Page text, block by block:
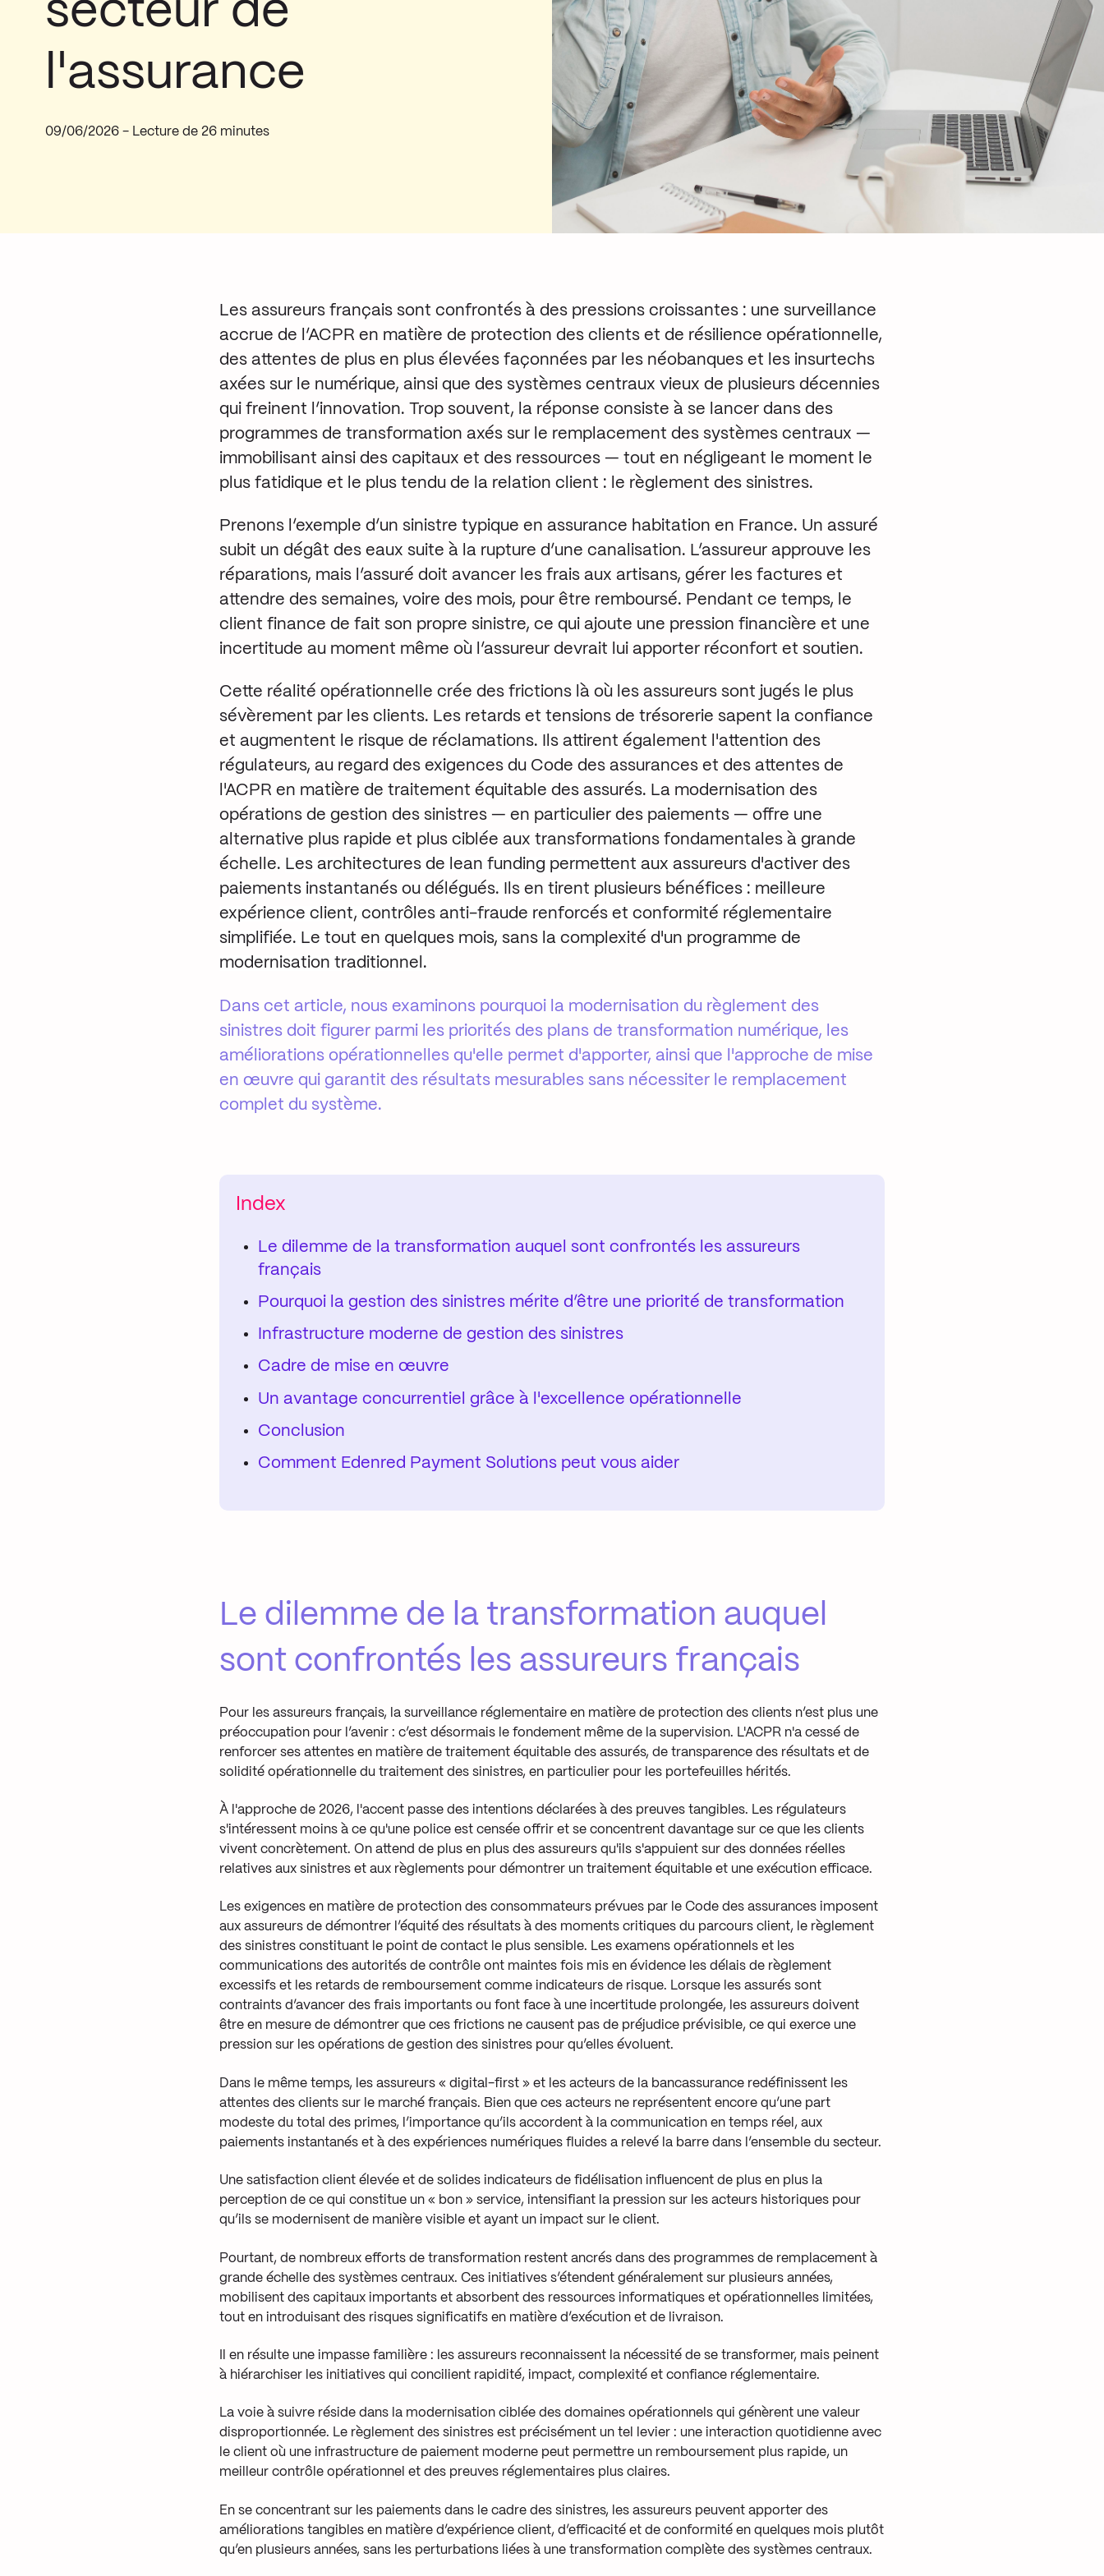
secteur de
l'assurance
09/06/2026 - Lecture de 26 minutes
Les assureurs français sont confrontés à des pressions croissantes : une surveillance
accrue de l’ACPR en matière de protection des clients et de résilience opérationnelle,
des attentes de plus en plus élevées façonnées par les néobanques et les insurtechs
axées sur le numérique, ainsi que des systèmes centraux vieux de plusieurs décennies
qui freinent l’innovation. Trop souvent, la réponse consiste à se lancer dans des
programmes de transformation axés sur le remplacement des systèmes centraux —
immobilisant ainsi des capitaux et des ressources — tout en négligeant le moment le
plus fatidique et le plus tendu de la relation client : le règlement des sinistres.
Prenons l’exemple d’un sinistre typique en assurance habitation en France. Un assuré
subit un dégât des eaux suite à la rupture d’une canalisation. L’assureur approuve les
réparations, mais l’assuré doit avancer les frais aux artisans, gérer les factures et
attendre des semaines, voire des mois, pour être remboursé. Pendant ce temps, le
client finance de fait son propre sinistre, ce qui ajoute une pression financière et une
incertitude au moment même où l’assureur devrait lui apporter réconfort et soutien.
Cette réalité opérationnelle crée des frictions là où les assureurs sont jugés le plus
sévèrement par les clients. Les retards et tensions de trésorerie sapent la confiance
et augmentent le risque de réclamations. Ils attirent également l'attention des
régulateurs, au regard des exigences du Code des assurances et des attentes de
l'ACPR en matière de traitement équitable des assurés. La modernisation des
opérations de gestion des sinistres — en particulier des paiements — offre une
alternative plus rapide et plus ciblée aux transformations fondamentales à grande
échelle. Les architectures de lean funding permettent aux assureurs d'activer des
paiements instantanés ou délégués. Ils en tirent plusieurs bénéfices : meilleure
expérience client, contrôles anti-fraude renforcés et conformité réglementaire
simplifiée. Le tout en quelques mois, sans la complexité d'un programme de
modernisation traditionnel.
Dans cet article, nous examinons pourquoi la modernisation du règlement des
sinistres doit figurer parmi les priorités des plans de transformation numérique, les
améliorations opérationnelles qu'elle permet d'apporter, ainsi que l'approche de mise
en œuvre qui garantit des résultats mesurables sans nécessiter le remplacement
complet du système.
Index
Le dilemme de la transformation auquel sont confrontés les assureurs
français
Pourquoi la gestion des sinistres mérite d’être une priorité de transformation
Infrastructure moderne de gestion des sinistres
Cadre de mise en œuvre
Un avantage concurrentiel grâce à l'excellence opérationnelle
Conclusion
Comment Edenred Payment Solutions peut vous aider
Le dilemme de la transformation auquel
sont confrontés les assureurs français
Pour les assureurs français, la surveillance réglementaire en matière de protection des clients n’est plus une
préoccupation pour l’avenir : c’est désormais le fondement même de la supervision. L'ACPR n'a cessé de
renforcer ses attentes en matière de traitement équitable des assurés, de transparence des résultats et de
solidité opérationnelle du traitement des sinistres, en particulier pour les portefeuilles hérités.
À l'approche de 2026, l'accent passe des intentions déclarées à des preuves tangibles. Les régulateurs
s'intéressent moins à ce qu'une police est censée offrir et se concentrent davantage sur ce que les clients
vivent concrètement. On attend de plus en plus des assureurs qu'ils s'appuient sur des données réelles
relatives aux sinistres et aux règlements pour démontrer un traitement équitable et une exécution efficace.
Les exigences en matière de protection des consommateurs prévues par le Code des assurances imposent
aux assureurs de démontrer l’équité des résultats à des moments critiques du parcours client, le règlement
des sinistres constituant le point de contact le plus sensible. Les examens opérationnels et les
communications des autorités de contrôle ont maintes fois mis en évidence les délais de règlement
excessifs et les retards de remboursement comme indicateurs de risque. Lorsque les assurés sont
contraints d’avancer des frais importants ou font face à une incertitude prolongée, les assureurs doivent
être en mesure de démontrer que ces frictions ne causent pas de préjudice prévisible, ce qui exerce une
pression sur les opérations de gestion des sinistres pour qu’elles évoluent.
Dans le même temps, les assureurs « digital-first » et les acteurs de la bancassurance redéfinissent les
attentes des clients sur le marché français. Bien que ces acteurs ne représentent encore qu’une part
modeste du total des primes, l’importance qu’ils accordent à la communication en temps réel, aux
paiements instantanés et à des expériences numériques fluides a relevé la barre dans l’ensemble du secteur.
Une satisfaction client élevée et de solides indicateurs de fidélisation influencent de plus en plus la
perception de ce qui constitue un « bon » service, intensifiant la pression sur les acteurs historiques pour
qu’ils se modernisent de manière visible et ayant un impact sur le client.
Pourtant, de nombreux efforts de transformation restent ancrés dans des programmes de remplacement à
grande échelle des systèmes centraux. Ces initiatives s’étendent généralement sur plusieurs années,
mobilisent des capitaux importants et absorbent des ressources informatiques et opérationnelles limitées,
tout en introduisant des risques significatifs en matière d’exécution et de livraison.
Il en résulte une impasse familière : les assureurs reconnaissent la nécessité de se transformer, mais peinent
à hiérarchiser les initiatives qui concilient rapidité, impact, complexité et confiance réglementaire.
La voie à suivre réside dans la modernisation ciblée des domaines opérationnels qui génèrent une valeur
disproportionnée. Le règlement des sinistres est précisément un tel levier : une interaction quotidienne avec
le client où une infrastructure de paiement moderne peut permettre un remboursement plus rapide, un
meilleur contrôle opérationnel et des preuves réglementaires plus claires.
En se concentrant sur les paiements dans le cadre des sinistres, les assureurs peuvent apporter des
améliorations tangibles en matière d’expérience client, d’efficacité et de conformité en quelques mois plutôt
qu’en plusieurs années, sans les perturbations liées à une transformation complète des systèmes centraux.